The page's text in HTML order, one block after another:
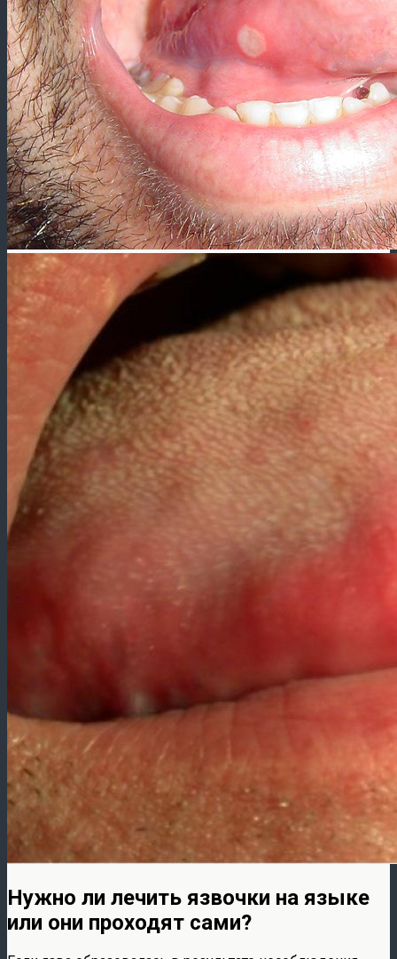
Нужно ли лечить язвочки на языке
или они проходят сами?